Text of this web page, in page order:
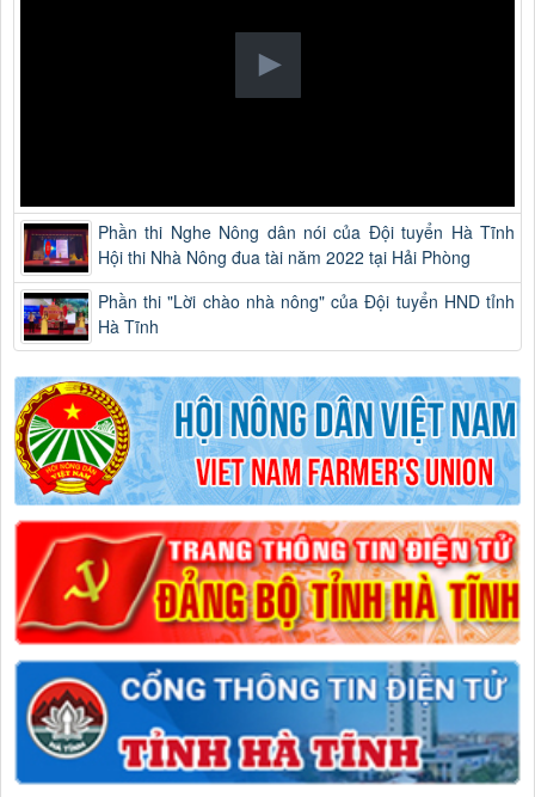
Phần thi Nghe Nông dân nói của Đội tuyển Hà Tĩnh
Hội thi Nhà Nông đua tài năm 2022 tại Hải Phòng
Phần thi "Lời chào nhà nông" của Đội tuyển HND tỉnh
Hà Tĩnh